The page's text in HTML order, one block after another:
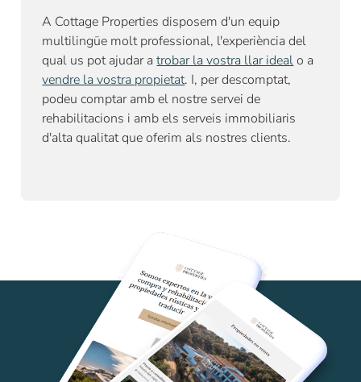
A Cottage Properties disposem d'un equip
multilingüe molt professional, l'experiència del
qual us pot ajudar atrobar la vostra llar idealo a
vendre la vostra propietat. I, per descomptat,
podeu comptar amb el nostre servei de
rehabilitacions i amb els serveis immobiliaris
d'alta qualitat que oferim als nostres clients.